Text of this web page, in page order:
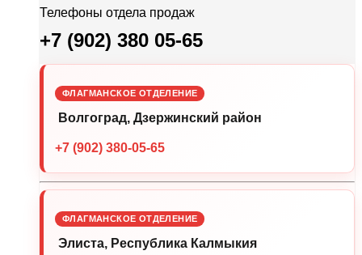
Телефоны отдела продаж
+7 (902) 380 05-65
ФЛАГМАНСКОЕ ОТДЕЛЕНИЕ
Волгоград, Дзержинский район
+7 (902) 380-05-65
ФЛАГМАНСКОЕ ОТДЕЛЕНИЕ
Элиста, Республика Калмыкия